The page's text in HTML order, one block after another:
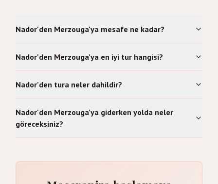
Nador'den Merzouga'ya mesafe ne kadar?
Nador'den Merzouga'ya en iyi tur hangisi?
Nador'den tura neler dahildir?
Nador'den Merzouga'ya giderken yolda neler
göreceksiniz?